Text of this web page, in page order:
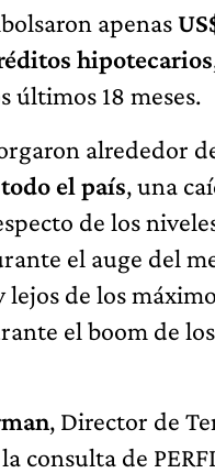
apenas
hipotecarios
últimos 18 meses.
alrededor
el país, una
de los
el auge del
lejos de los
el boom de
, Director de
consulta de